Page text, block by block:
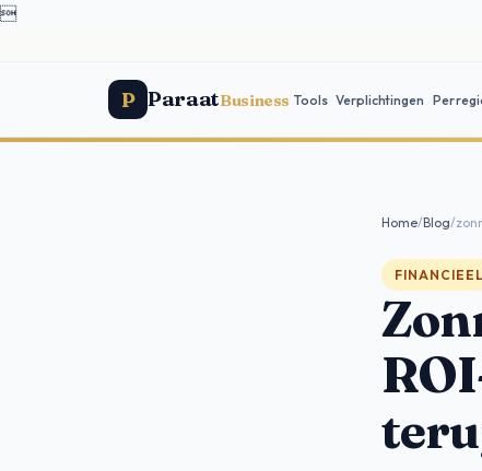

P ParaatBusiness Tools Verplichtingen Per
Home/Blog/
FINANCIEEL